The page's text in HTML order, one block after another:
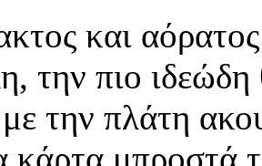
και
την πιο
την πλάτη
κάρτα μπροστά